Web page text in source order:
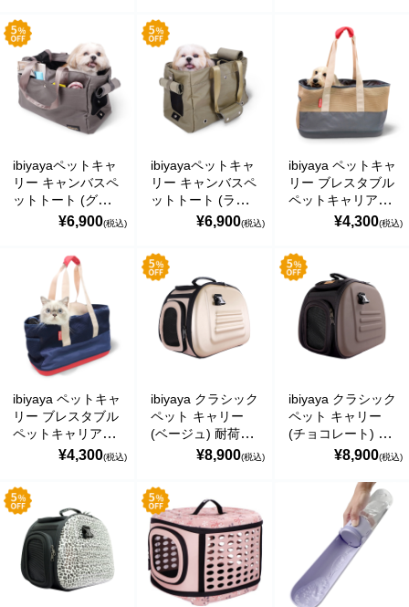
ミント) 耐荷重約
15kg おすすめ 多
頭 中型犬 小型犬
分離型 ブランド
おしゃれ 4輪
Travois Tri-fold
Pet Travel System
イビヤヤ FS2011
ドア ハイキング
キャンプ 旅行 散
歩 おでかけ 通院
Adventure Cat
Carrier Backpack
イビヤヤ FC2297
おしゃれ 小型犬
猫 軽量 折りたた
み New Denim
Fun Lightweight
Pet Backpack イビ
ヤヤ FC2131
ibiyayaペットキャ
リー キャンバスペ
ットトート (グレ
ー) 軽量 折りたた
ーバッグ Canvas
Pet Tote FC1428
イビヤヤ
¥6,900(税込)
ibiyayaペットキャ
リー キャンバスペ
ットトート (ライ
トグリーン) 軽量
め トートバッグ
ショルダーバッグ
Canvas Pet Tote
FC1428 イビヤヤ
¥6,900(税込)
ibiyaya ペットキャ
リー ブレスタブル
ペットキャリア
(カーキ) トートバ
たみ おすすめ シ
ョルダーバッグ
Breathable Pet
Carrier イビヤヤ
FC1526
¥4,300(税込)
ibiyaya ペットキャ
リー ブレスタブル
ペットキャリア
(ネイビー) トート
たたみ おすすめ
ショルダーバッグ
Breathable Pet
Carrier イビヤヤ
FC1526
¥4,300(税込)
ibiyaya クラシック
ペット キャリー
(ベージュ) 耐荷重
約6kg 小型犬 犬
おでかけ 通院 旅
行 軽量 折りたた
み式 お手入れ簡単
Classic Pet Carrier
イビヤヤ
FC47655
¥8,900(税込)
ibiyaya クラシック
ペット キャリー
(チョコレート) 耐
荷重約6kg 小型犬
ス おでかけ 通院
旅行 軽量 折りた
たみ式 お手入れ簡
単 Classic Pet
Carrier イビヤヤ
FC47656
¥8,900(税込)
sonnet
橋本クロス
国際貿易 KB
価格から探す
￥0 ～￥999
￥1,000 ～￥1,999
￥2,000 ～￥2,999
￥3,000 ～￥3,999
￥4,000 ～￥4,999
￥5,000 ～￥9,999
￥10,000～
ご利用案内 お問い合わせ カテゴリ一覧
個人情報の取り扱いについて 特定商取引法に関する表示